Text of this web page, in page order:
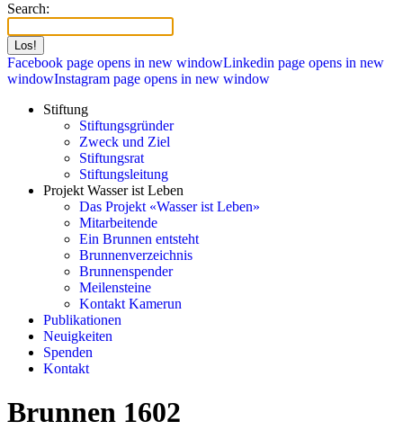
Search:
Facebook page opens in new windowLinkedin page opens in new
windowInstagram page opens in new window
Stiftung
Stiftungsgründer
Zweck und Ziel
Stiftungsrat
Stiftungsleitung
Projekt Wasser ist Leben
Das Projekt «Wasser ist Leben»
Mitarbeitende
Ein Brunnen entsteht
Brunnenverzeichnis
Brunnenspender
Meilensteine
Kontakt Kamerun
Publikationen
Neuigkeiten
Spenden
Kontakt
Brunnen 1602